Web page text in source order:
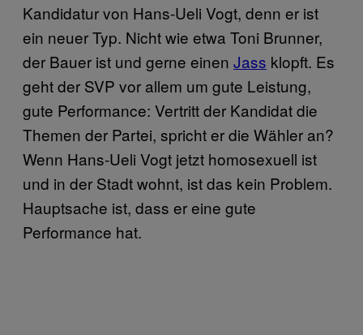
Kandidatur von Hans-Ueli Vogt, denn er ist
ein neuer Typ. Nicht wie etwa Toni Brunner,
der Bauer ist und gerne einen Jass klopft. Es
geht der SVP vor allem um gute Leistung,
gute Performance: Vertritt der Kandidat die
Themen der Partei, spricht er die Wähler an?
Wenn Hans-Ueli Vogt jetzt homosexuell ist
und in der Stadt wohnt, ist das kein Problem.
Hauptsache ist, dass er eine gute
Performance hat.